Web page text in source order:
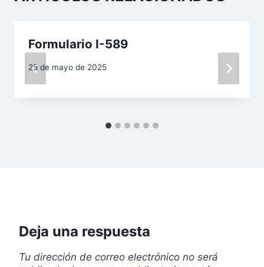
a
d
Formulario I-589
25 de mayo de 2025
Deja una respuesta
Tu dirección de correo electrónico no será